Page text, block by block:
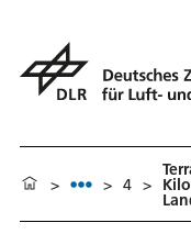
> > 4 >